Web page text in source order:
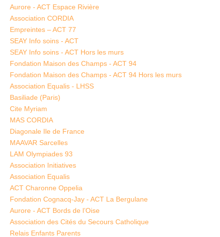
Aurore - ACT Espace Rivière
Association CORDIA
Empreintes – ACT 77
SEAY Info soins - ACT
SEAY Info soins - ACT Hors les murs
Fondation Maison des Champs - ACT 94
Fondation Maison des Champs - ACT 94 Hors les murs
Association Equalis - LHSS
Basiliade (Paris)
Cite Myriam
MAS CORDIA
Diagonale Ile de France
MAAVAR Sarcelles
LAM Olympiades 93
Association Initiatives
Association Equalis
ACT Charonne Oppelia
Fondation Cognacq-Jay - ACT La Bergulane
Aurore - ACT Bords de l’Oise
Association des Cités du Secours Catholique
Relais Enfants Parents